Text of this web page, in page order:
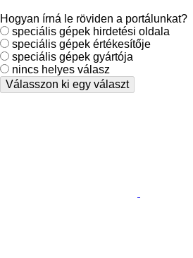
Hogyan írná le röviden a portálunkat?
speciális gépek hirdetési oldala
speciális gépek értékesítője
speciális gépek gyártója
nincs helyes válasz
Válasszon ki egy választ